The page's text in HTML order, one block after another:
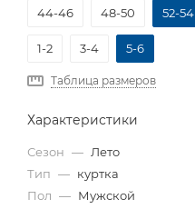
44-46 48-50 52-54
1-2 3-4 5-6
Таблица размеров
Характеристики
Сезон — Лето
Тип — куртка
Пол — Мужской